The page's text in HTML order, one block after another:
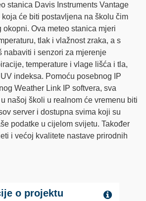
stanica Davis Instruments Vantage
koja će biti postavljena na školu čim
okopni. Ova meteo stanica mjeri
tlak i vlažnost zraka, a s
nabaviti i senzori za mjerenje
temperature i vlage lišća i tla,
indeksa. Pomoću posebnog IP
Weather Link IP softvera, sva
našoj školi u realnom će vremenu biti
server i dostupna svima koji su
podatke u cijelom svijetu. Također
i većoj kvalitete nastave prirodnih
o projektu